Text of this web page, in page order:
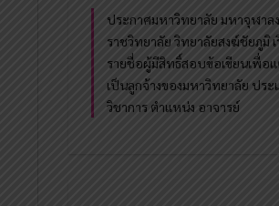
ประกาศมหาวิทยาลัย มหาจุฬาล
ราชวิทยาลัย วิทยาลัยสงฆ์ชัยภูมิ เ
รายชื่อผู้มีสิทธิ์สอบข้อเขียนเพื่อแ
เป็นลูกจ้างของมหาวิทยาลัย ประ
วิชาการ ตำแหน่ง อาจารย์